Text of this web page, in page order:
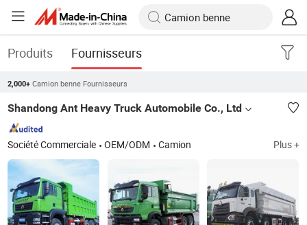
Produits Fournisseurs
2,000+ Camion benne Fournisseurs
Shandong Ant Heavy Truck Automobile Co., Ltd
Société Commerciale OEM/ODM Camion Plus +